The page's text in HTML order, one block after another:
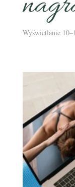
Wyświetlanie